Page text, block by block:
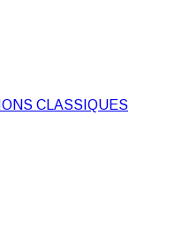
CLASSIQUES